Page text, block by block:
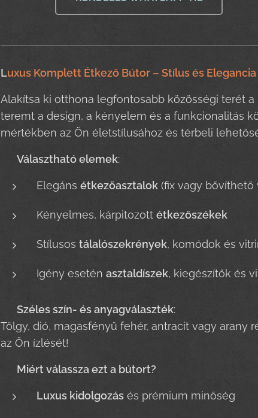
Luxus Komplett Étkező Bútor – Stílus és
Alakítsa ki otthona legfontosabb közösségi terét a
teremt a design, a kényelem és a funkcionalitás
mértékben az Ön életstílusához és térbeli
Választható elemek:
Elegáns étkezőasztalok (fix vagy bővíthető
Kényelmes, kárpitozott étkezőszékek
Stílusos tálalószekrények, komódok és
Igény esetén asztaldíszek, kiegészítők és
Széles szín- és anyagválaszték:
Tölgy, dió, magasfényű fehér, antracit vagy arany
az Ön ízlését!
Miért válassza ezt a bútort?
Luxus kidolgozás és prémium minőség